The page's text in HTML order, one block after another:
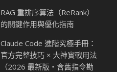
RAG 重排序算法（ReRank）
的關鍵作用與優化指南
Claude Code 進階究極手冊：
官方完整技巧 × 大神實戰用法
（2026 最新版・含舊指令勘